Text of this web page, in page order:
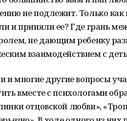
не подлежит. Только
и приняли ее? Где грань
не дающим ребенку
взаимодействием с
и многие другие вопросы
вместе с психологами
отцовской любви»,